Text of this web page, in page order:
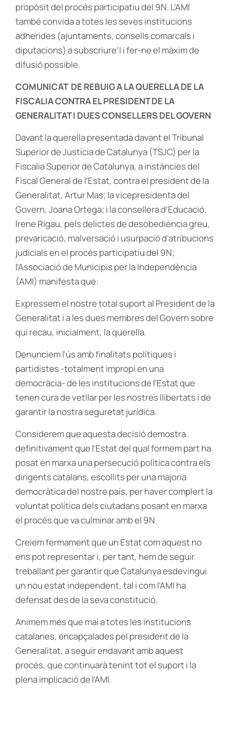
propòsit del procés participatiu del 9N. L’AMI
també convida a totes les seves institucions
adherides (ajuntaments, consells comarcals i
diputacions) a subscriure’l i fer-ne el màxim de
difusió possible.
COMUNICAT DE REBUIG A LA QUERELLA DE LA
FISCALIA CONTRA EL PRESIDENT DE LA
GENERALITAT I DUES CONSELLERS DEL GOVERN
Davant la querella presentada davant el Tribunal
Superior de Justícia de Catalunya (TSJC) per la
Fiscalia Superior de Catalunya, a instàncies del
Fiscal General de l’Estat, contra el president de la
Generalitat, Artur Mas; la vicepresidenta del
Govern, Joana Ortega; i la consellera d’Educació,
Irene Rigau, pels delictes de desobediència greu,
prevaricació, malversació i usurpació d’atribucions
judicials en el procés participatiu del 9N;
l’Associació de Municipis per la Independència
(AMI) manifesta que:
Expressem el nostre total suport al President de la
Generalitat i a les dues membres del Govern sobre
qui recau, inicialment, la querella.
Denunciem l’ús amb finalitats polítiques i
partidistes -totalment impropi en una
democràcia- de les institucions de l’Estat que
tenen cura de vetllar per les nostres llibertats i de
garantir la nostra seguretat jurídica.
Considerem que aquesta decisió demostra
definitivament que l’Estat del qual formem part ha
posat en marxa una persecució política contra els
dirigents catalans, escollits per una majoria
democràtica del nostre país, per haver complert la
voluntat política dels ciutadans posant en marxa
el procés que va culminar amb el 9N.
Creiem fermament que un Estat com aquest no
ens pot representar i, per tant, hem de seguir
treballant per garantir que Catalunya esdevingui
un nou estat independent, tal i com l’AMI ha
defensat des de la seva constitució.
Animem més que mai a totes les institucions
catalanes, encapçalades pel president de la
Generalitat, a seguir endavant amb aquest
procés, que continuarà tenint tot el suport i la
plena implicació de l’AMI.